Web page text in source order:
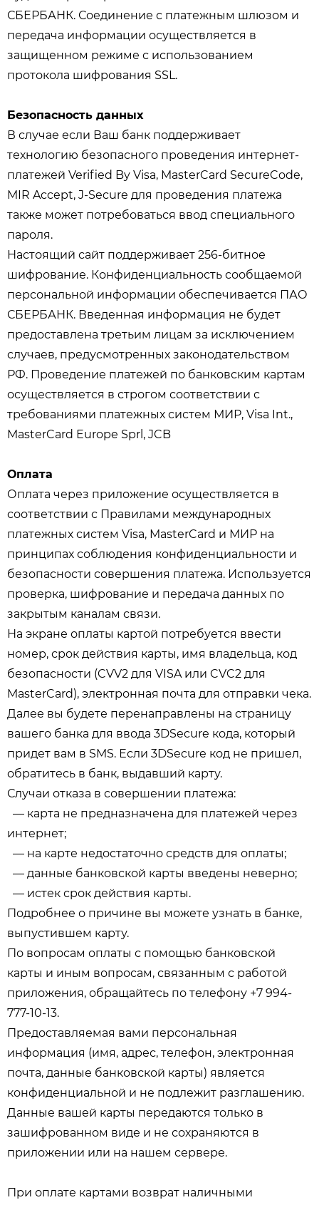
СБЕРБАНК. Соединение с платежным шлюзом и
передача информации осуществляется в
защищенном режиме с использованием
протокола шифрования SSL.
Безопасность данных
В случае если Ваш банк поддерживает
технологию безопасного проведения интернет-
платежей Verified By Visa, MasterCard SecureCode,
MIR Accept, J-Secure для проведения платежа
также может потребоваться ввод специального
пароля.
Настоящий сайт поддерживает 256-битное
шифрование. Конфиденциальность сообщаемой
персональной информации обеспечивается ПАО
СБЕРБАНК. Введенная информация не будет
предоставлена третьим лицам за исключением
случаев, предусмотренных законодательством
РФ. Проведение платежей по банковским картам
осуществляется в строгом соответствии с
требованиями платежных систем МИР, Visa Int.,
MasterCard Europe Sprl, JCB
Оплата
Оплата через приложение осуществляется в
соответствии с Правилами международных
платежных систем Visa, MasterCard и МИР на
принципах соблюдения конфиденциальности и
безопасности совершения платежа. Используется
проверка, шифрование и передача данных по
закрытым каналам связи.
На экране оплаты картой потребуется ввести
номер, срок действия карты, имя владельца, код
безопасности (CVV2 для VISA или CVC2 для
MasterCard), электронная почта для отправки чека.
Далее вы будете перенаправлены на страницу
вашего банка для ввода 3DSecure кода, который
придет вам в SMS. Если 3DSecure код не пришел,
обратитесь в банк, выдавший карту.
Случаи отказа в совершении платежа:
— карта не предназначена для платежей через
интернет;
— на карте недостаточно средств для оплаты;
— данные банковской карты введены неверно;
— истек срок действия карты.
Подробнее о причине вы можете узнать в банке,
выпустившем карту.
По вопросам оплаты с помощью банковской
карты и иным вопросам, связанным с работой
приложения, обращайтесь по телефону +7 994-
777-10-13.
Предоставляемая вами персональная
информация (имя, адрес, телефон, электронная
почта, данные банковской карты) является
конфиденциальной и не подлежит разглашению.
Данные вашей карты передаются только в
зашифрованном виде и не сохраняются в
приложении или на нашем сервере.
При оплате картами возврат наличными